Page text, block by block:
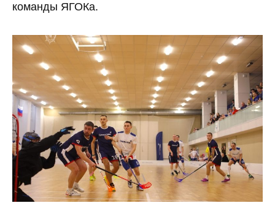
команды ЯГОКа.